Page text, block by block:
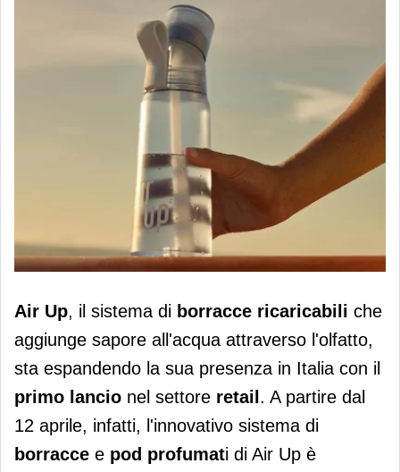
Air Up espande la sua presenza nel
retail con Dm Italia
Air Up, il sistema di borracce ricaricabili che
aggiunge sapore all'acqua attraverso l'olfatto,
sta espandendo la sua presenza in Italia con il
primo lancio nel settore retail . A partire dal
12 aprile, infatti, l'innovativo sistema di
borracce e pod profumati di Air Up è